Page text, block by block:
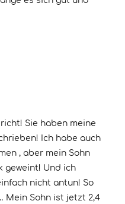
Sie haben meine
Ich habe auch
, aber mein Sohn
geweint! Und ich
nicht antun! So
Mein Sohn ist jetzt 2,4